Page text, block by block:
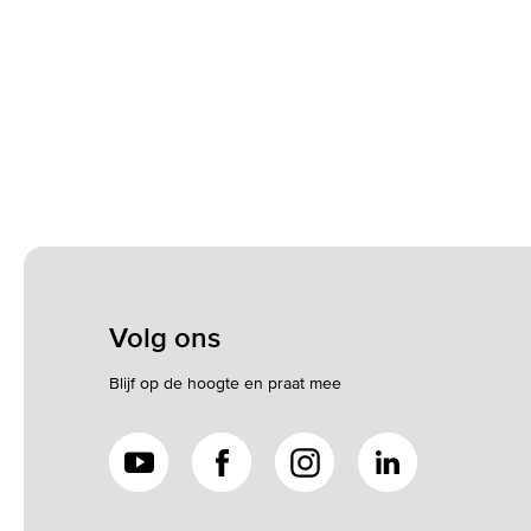
Volg ons
Blijf op de hoogte en praat mee
YouTube FacebookInstagramLinkedIn